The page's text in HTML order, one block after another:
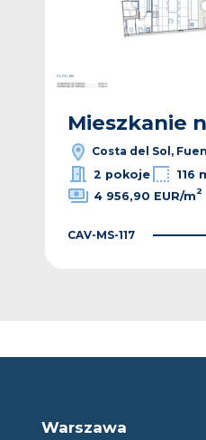
Mieszkanie
Costa del Sol,
2 pokoje
116
4 956,90 EUR/m2
CAV-MS-117
Warszawa